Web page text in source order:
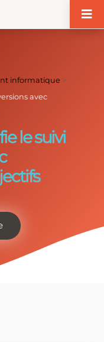
informatique >
avec
le suivi